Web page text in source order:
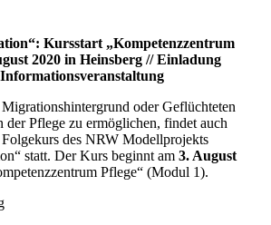
Kursstart „Kompetenzzentrum
2020 in Heinsberg // Einladung
oder Geflüchteten
der Pflege zu ermöglichen, findet auch
des NRW Modellprojekts
statt. Der Kurs beginnt am 3. August
Pflege“ (Modul 1).